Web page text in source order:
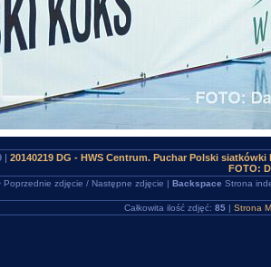
| 20140219 DG - HWS Centrum. Puchar Polski
FOTO:
Poprzednie zdjęcie / Następne zdjęcie | Backspace Strona
Całkowita ilość zdjęć: 85 | Strona